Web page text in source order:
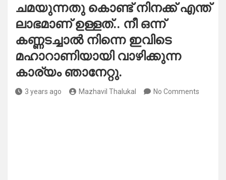
ചമയുന്നതു കൊണ്ട് നിനക്ക് എന്ത്
ലാഭമാണ് ഉള്ളത്.. നീ ഒന്ന്
കണ്ണടച്ചാൽ നിന്നെ ഇവിടെ
മഹാറാണിയായി വാഴിക്കുന്ന
കാര്യം ഞാനേറ്റു.
3 years ago Mazhavil Thalukal No Comments